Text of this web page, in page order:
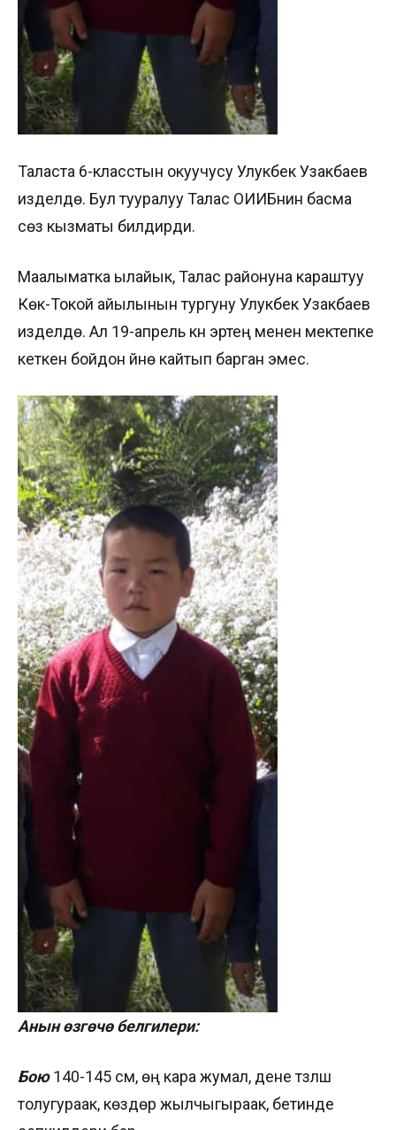
Таласта 6-класстын окуучусу Улукбек Узакбаев
изделүүдө. Бул тууралуу Талас ОИИБнин басма
сөз кызматы билдирди.
Маалыматка ылайык, Талас районуна караштуу
Көк-Токой айылынын тургуну Улукбек Узакбаев
изделүүдө. Ал 19-апрель күнү эртең менен мектепке
кеткен бойдон үйүнө кайтып барган эмес.
Анын өзгөчө белгилери:
Бою 140-145 см, өңү кара жумал, дене түзүлүшү
толугураак, көздөрү жылчыгыраак, бетинде